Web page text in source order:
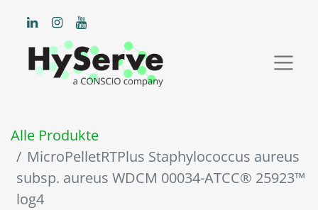
Alle Produkte
MicroPelletRTPlus Staphylococcus aureus
subsp. aureus WDCM 00034-ATCC® 25923™
log4